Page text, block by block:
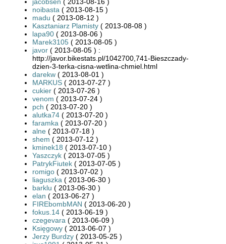
noibasta ( 2013-08-15 )
madu ( 2013-08-12 )
Kasztaniarz Plamisty ( 2013-08-08 )
lapa90 ( 2013-08-06 )
Marek3105 ( 2013-08-05 )
javor ( 2013-08-05 ) :
http://javor.bikestats.pl/1042700,741-Bieszczady-
dzien-3-terka-cisna-wetlina-chmiel.html
darekw ( 2013-08-01 )
MARKUS ( 2013-07-27 )
cukier ( 2013-07-26 )
venom ( 2013-07-24 )
pch ( 2013-07-20 )
alutka74 ( 2013-07-20 )
faramka ( 2013-07-20 )
alne ( 2013-07-18 )
shem ( 2013-07-12 )
kminek18 ( 2013-07-10 )
Yaszczyk ( 2013-07-05 )
PatrykFiutek ( 2013-07-05 )
romigo ( 2013-07-02 )
liaguszka ( 2013-06-30 )
barklu ( 2013-06-30 )
elan ( 2013-06-27 )
FIREbombMAN ( 2013-06-20 )
fokus.14 ( 2013-06-19 )
czegevara ( 2013-06-09 )
Księgowy ( 2013-06-07 )
Jerzy Burdzy ( 2013-05-25 )